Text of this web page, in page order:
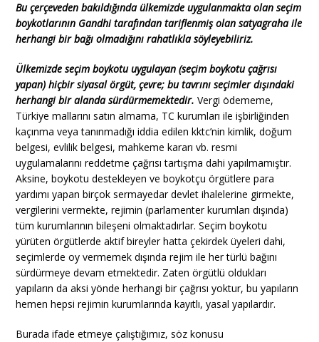
Bu çerçeveden bakıldığında ülkemizde uygulanmakta olan seçim
boykotlarının Gandhitarafından tariflenmiş olan satyagraha ile
herhangi bir bağı olmadığını rahatlıkla söyleyebiliriz.
Ülkemizde seçim boykotu uygulayan (seçim boykotu çağrısı
yapan) hiçbir siyasal örgüt, çevre; bu tavrını seçimler dışındaki
herhangi bir alanda sürdürmemektedir. Vergi ödememe,
Türkiye mallarını satın almama, TC kurumları ile işbirliğinden
kaçınma veya tanınmadığı iddia edilen kktc’nin kimlik, doğum
belgesi, evlilik belgesi, mahkeme kararı vb. resmi
uygulamalarını reddetme çağrısı tartışma dahi yapılmamıştır.
Aksine, boykotu destekleyen ve boykotçu örgütlere para
yardımı yapan birçok sermayedar devlet ihalelerine girmekte,
vergilerini vermekte, rejimin (parlamenter kurumları dışında)
tüm kurumlarının bileşeni olmaktadırlar. Seçim boykotu
yürüten örgütlerde aktif bireyler hatta çekirdek üyeleri dahi,
seçimlerde oy vermemek dışında rejim ile her türlü bağını
sürdürmeye devam etmektedir. Zaten örgütlü oldukları
yapıların da aksi yönde herhangi bir çağrısı yoktur, bu yapıların
hemen hepsi rejimin kurumlarında kayıtlı, yasal yapılardır.
Burada ifade etmeye çalıştığımız, söz konusu